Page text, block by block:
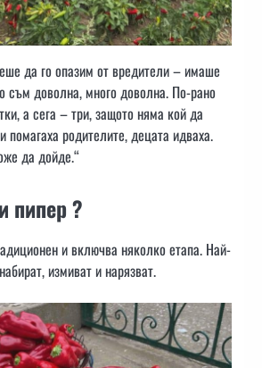
да го опазим от вредители – имаше
съм доволна, много доволна. По-рано
а сега – три, защото няма кой да
помагаха родителите, децата идваха.
да дойде.“
пипер ?
и включва няколко етапа. Най-
измиват и нарязват.